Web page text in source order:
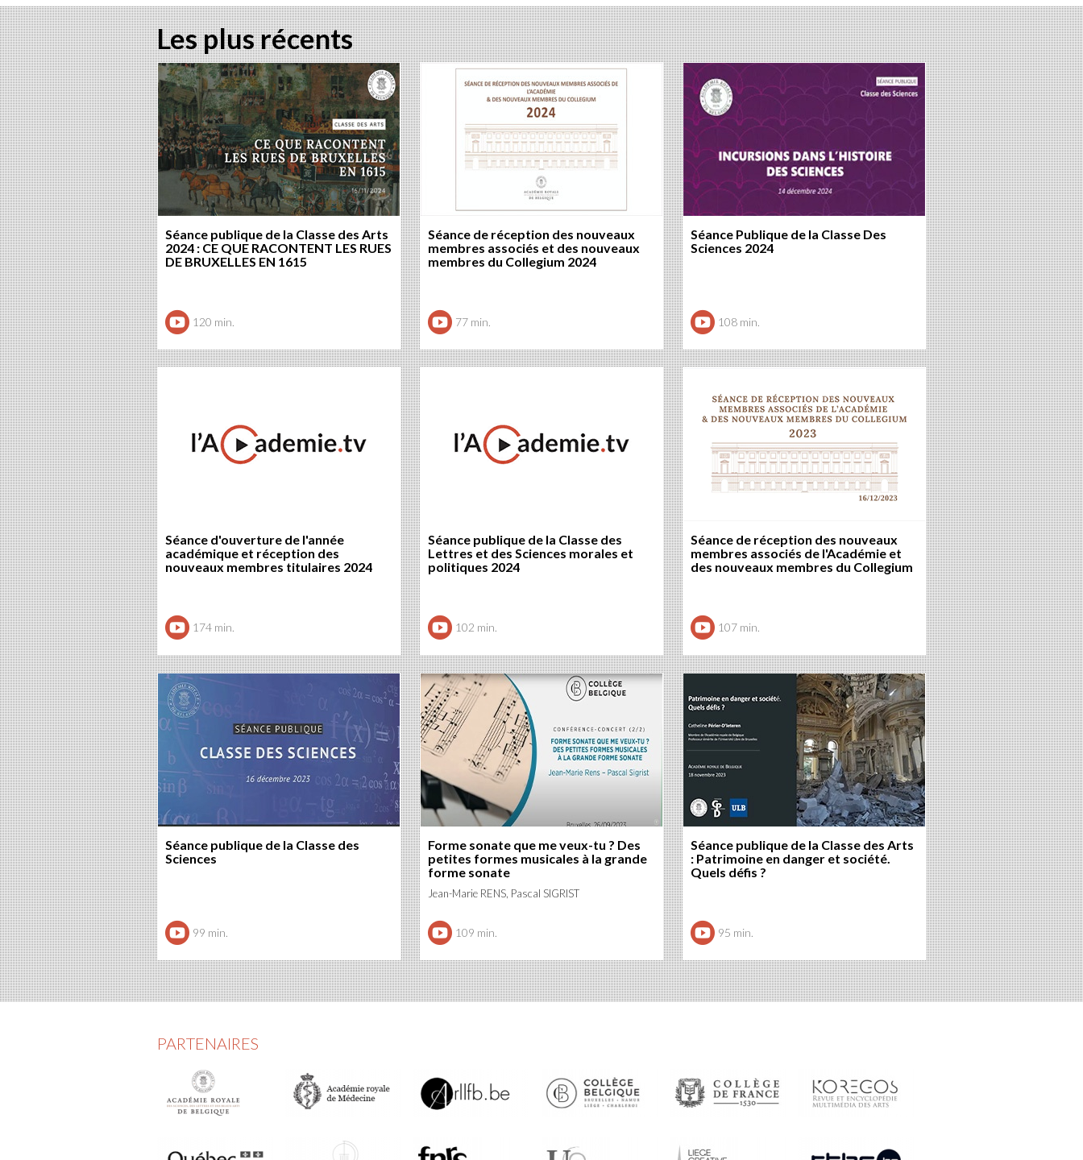
Les plus récents
Séance publique de la Classe des Arts
2024 : CE QUE RACONTENT LES RUES
DE BRUXELLES EN 1615
120 min.
Séance de réception des nouveaux
membres associés et des nouveaux
membres du Collegium 2024
77 min.
Séance Publique de la Classe Des
Sciences 2024
108 min.
Séance d'ouverture de l'année
académique et réception des
nouveaux membres titulaires 2024
174 min.
Séance publique de la Classe des
Lettres et des Sciences morales et
politiques 2024
102 min.
Séance de réception des nouveaux
membres associés de l'Académie et
des nouveaux membres du Collegium
107 min.
Séance publique de la Classe des
Sciences
99 min.
Forme sonate que me veux-tu ? Des
petites formes musicales à la grande
forme sonate
Jean-Marie RENS, Pascal SIGRIST
109 min.
Séance publique de la Classe des Arts
: Patrimoine en danger et société.
Quels défis ?
95 min.
PARTENAIRES